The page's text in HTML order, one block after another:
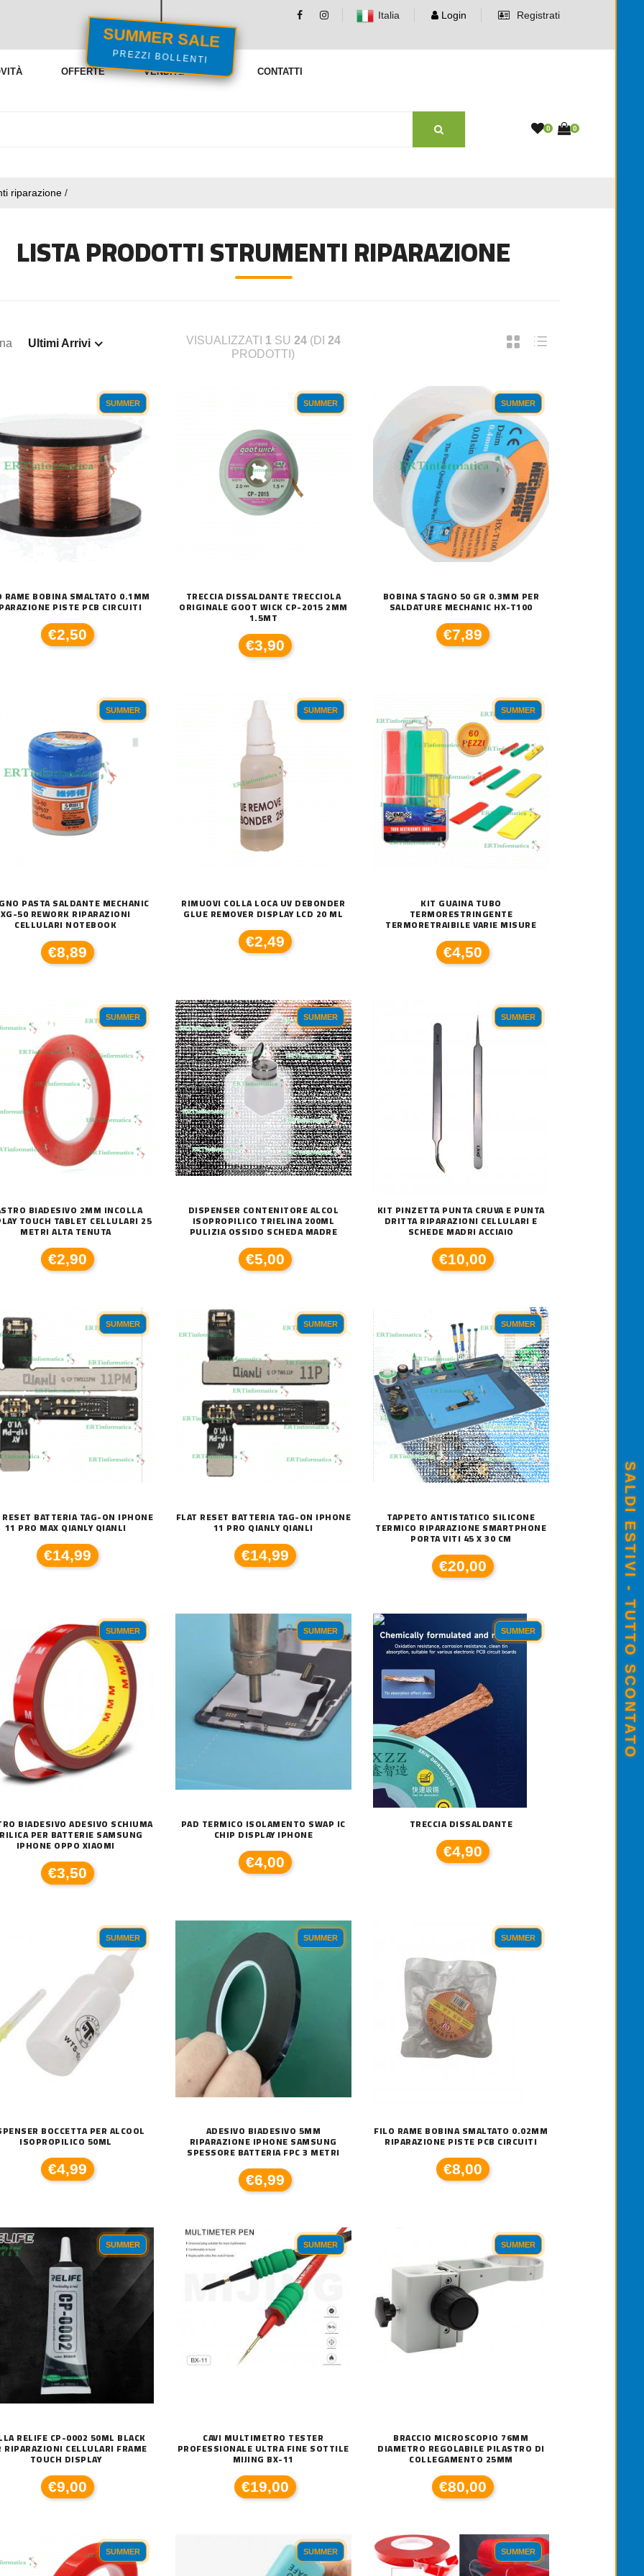
SUMMER SALE
PREZZI BOLLENTI
Italia Login Registrati
OFFERTE VENDITE FLASH CONTATTI
0 0
riparazione /
COMPATIBILE BROTHER DISSIPATORE CPU LED FRGB LGA 1700 1
CARTUCCIA ORIGINALE CANON PG-513 C
€25,00
€23,00
LISTA PRODOTTI STRUMENTI RIPARAZIONE
Ultimi Arrivi VISUALIZZATI 1 SU 24(DI 24
PRODOTTI)
SUMMER
RAME BOBINA SMALTATO 0.1MM
PISTE PCB CIRCUITI
€2,50
SUMMER
TRECCIA DISSALDANTE TRECCIOLA
ORIGINALE GOOT WICK CP-2015 2MM
1.5MT
€3,90
SUMMER
BOBINA STAGNO 50 GR 0.3MM PER
SALDATURE MECHANIC HX-T100
€7,89
SUMMER
PASTA SALDANTE MECHANIC
XG-50 REWORK RIPARAZIONI
CELLULARI NOTEBOOK
€8,89
SUMMER
RIMUOVI COLLA LOCA UV DEBONDER
GLUE REMOVER DISPLAY LCD 20 ML
€2,49
SUMMER
KIT GUAINA TUBO
TERMORESTRINGENTE
TERMORETRAIBILE VARIE MISURE
€4,50
SUMMER
BIADESIVO 2MM INCOLLA
TOUCH TABLET CELLULARI 25
METRI ALTA TENUTA
€2,90
SUMMER
DISPENSER CONTENITORE ALCOL
ISOPROPILICO TRIELINA 200ML
PULIZIA OSSIDO SCHEDA MADRE
€5,00
SUMMER
KIT PINZETTA PUNTA CRUVA E PUNTA
DRITTA RIPARAZIONI CELLULARI E
SCHEDE MADRI ACCIAIO
€10,00
SUMMER
BATTERIA TAG-ON IPHONE
11 PRO MAX QIANLY QIANLI
€14,99
SUMMER
FLAT RESET BATTERIA TAG-ON IPHONE
11 PRO QIANLY QIANLI
€14,99
SUMMER
TAPPETO ANTISTATICO SILICONE
TERMICO RIPARAZIONE SMARTPHONE
PORTA VITI 45 X 30 CM
€20,00
SUMMER
BIADESIVO ADESIVO SCHIUMA
PER BATTERIE SAMSUNG
IPHONE OPPO XIAOMI
€3,50
SUMMER
PAD TERMICO ISOLAMENTO SWAP IC
CHIP DISPLAY IPHONE
€4,00
SUMMER
TRECCIA DISSALDANTE
€4,90
SUMMER
BOCCETTA PER ALCOOL
ISOPROPILICO 50ML
€4,99
SUMMER
ADESIVO BIADESIVO 5MM
RIPARAZIONE IPHONE SAMSUNG
SPESSORE BATTERIA FPC 3 METRI
€6,99
SUMMER
FILO RAME BOBINA SMALTATO 0.02MM
RIPARAZIONE PISTE PCB CIRCUITI
€8,00
SUMMER
RELIFE CP-0002 50ML BLACK
RIPARAZIONI CELLULARI FRAME
TOUCH DISPLAY
€9,00
SUMMER
CAVI MULTIMETRO TESTER
PROFESSIONALE ULTRA FINE SOTTILE
MIJING BX-11
€19,00
SUMMER
BRACCIO MICROSCOPIO 76MM
DIAMETRO REGOLABILE PILASTRO DI
COLLEGAMENTO 25MM
€80,00
SUMMER SUMMER SUMMER
SALDI ESTIVI - TUTTO SCONTATO